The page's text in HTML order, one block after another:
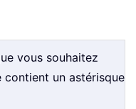
vous souhaitez
contient un astérisque